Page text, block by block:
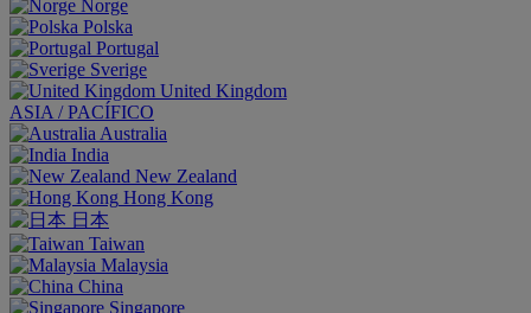
Norge
Polska
Portugal
Sverige
United Kingdom
ASIA / PACÍFICO
Australia
India
New Zealand
Hong Kong
日本
Taiwan
Malaysia
China
Singapore